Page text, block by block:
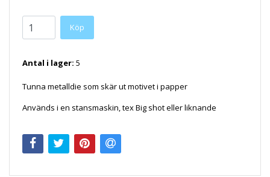
Antal i lager: 5
Tunna metalldie som skär ut motivet i papper
Används i en stansmaskin, tex Big shot eller liknande